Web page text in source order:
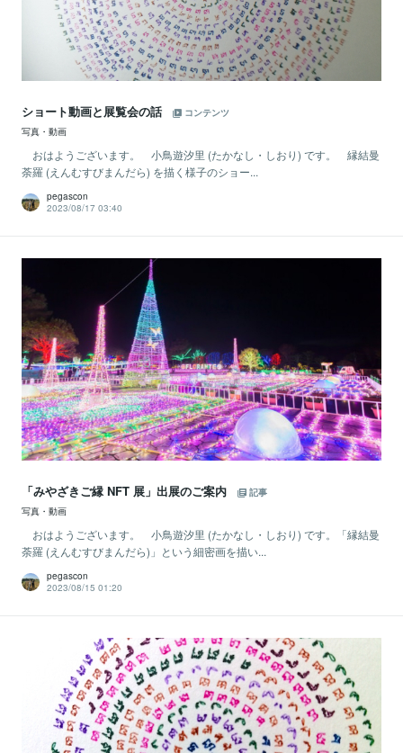
ショート動画と展覧会の話
コンテンツ
写真・動画
おはようございます。 小鳥遊汐里 (たかなし・しおり) です。 縁結曼
荼羅 (えんむすびまんだら) を描く様子のショー...
pegascon
2023/08/17 03:40
「みやざきご縁 NFT 展」出展のご案内
記事
写真・動画
おはようございます。 小鳥遊汐里 (たかなし・しおり) です。「縁結曼
荼羅 (えんむすびまんだら)」という細密画を描い...
pegascon
2023/08/15 01:20